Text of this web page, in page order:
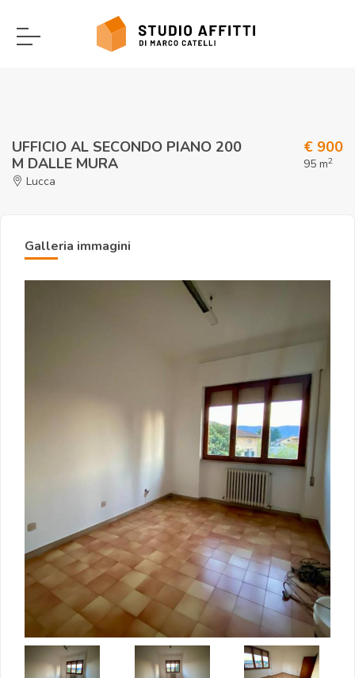
UFFICIO AL SECONDO PIANO 200
M DALLE MURA
Lucca
€ 900
95 m2
Galleria immagini